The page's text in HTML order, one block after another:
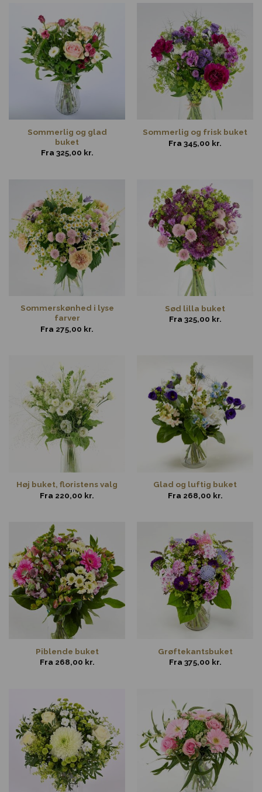
Sommerlig og glad
buket
Fra 325,00 kr.
Sommerlig og frisk buket
Fra 345,00 kr.
Sommerskønhed i lyse
farver
Fra 275,00 kr.
Sød lilla buket
Fra 325,00 kr.
Høj buket, floristens valg
Fra 220,00 kr.
Glad og luftig buket
Fra 268,00 kr.
Piblende buket
Fra 268,00 kr.
Grøftekantsbuket
Fra 375,00 kr.